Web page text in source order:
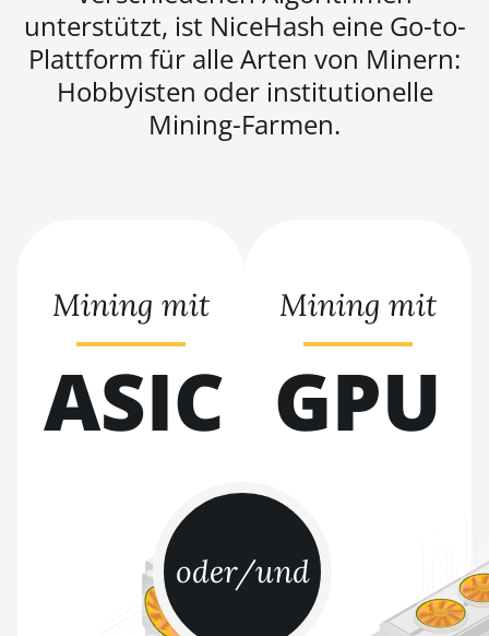
BITMAIN AntMiner S21 Pro
BITMAIN AntMiner S21 XP
(270Th)
BITMAIN AntMiner S21 XP Hyd
BITMAIN AntMiner S21+
(216Th)
(319Th)
BITMAIN AntMiner S21e XP
BITMAIN AntMiner S21e XP
Hyd 3U (860Th)
BITMAIN AntMiner S21j XP
Hyd (495Th/s)
BITMAIN AntMiner S9
unterstützt, ist NiceHash eine Go-to-
Plattform für alle Arten von Minern:
Hobbyisten oder institutionelle
Mining-Farmen.
oder/und
Mining mit
ASIC
Mining mit
GPU